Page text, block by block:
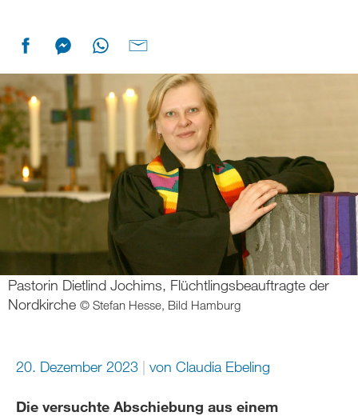
Pastorin Dietlind Jochims, Flüchtlingsbeauftragte der
Nordkirche © Stefan Hesse, Bild Hamburg
20. Dezember 2023 vonClaudia Ebeling
Die versuchte Abschiebung aus einem